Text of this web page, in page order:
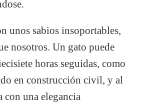
unos sabios insoportables,
nosotros. Un gato puede
horas seguidas, como
en construcción civil, y al
con una elegancia